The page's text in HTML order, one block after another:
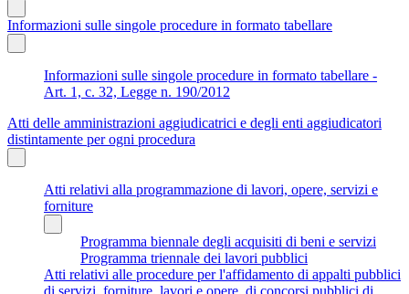
Informazioni sulle singole procedure in formato tabellare
Informazioni sulle singole procedure in formato tabellare -
Art. 1, c. 32, Legge n. 190/2012
Atti delle amministrazioni aggiudicatrici e degli enti aggiudicatori
distintamente per ogni procedura
Atti relativi alla programmazione di lavori, opere, servizi e
forniture
Programma biennale degli acquisiti di beni e servizi
Programma triennale dei lavori pubblici
Atti relativi alle procedure per l'affidamento di appalti pubblici
di servizi, forniture, lavori e opere, di concorsi pubblici di